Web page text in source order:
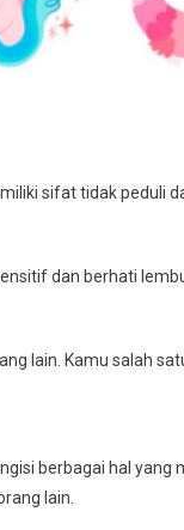
sifat tidak peduli
dan berhati
lain. Kamu salah
berbagai hal yang
lain.